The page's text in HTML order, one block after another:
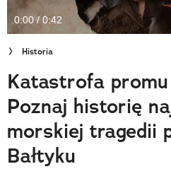
Cuda Polski
Wielki Konkurs Fotograficzny
Trendbook Podróżniczy
Polecane
0:00 / 0:42
Historia
Katastrofa promu
Poznaj historię
morskiej tragedii
Bałtyku